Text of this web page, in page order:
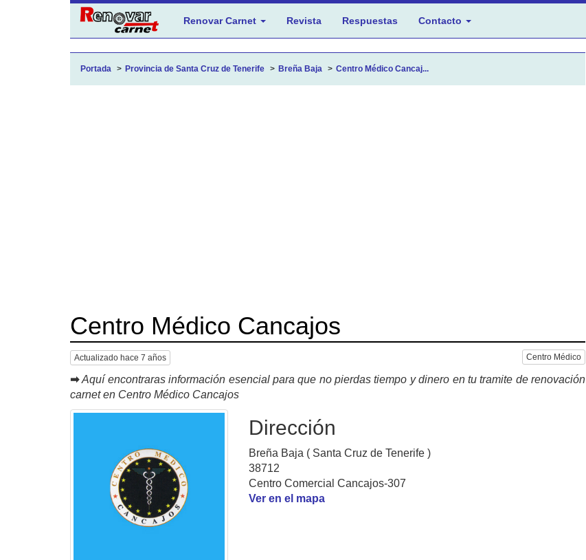
Renovar Carnet Revista Respuestas Contacto
Portada Provincia de Santa Cruz de Tenerife Breña Baja Centro Médico Cancaj...
Centro Médico Cancajos
Actualizado hace 7 años Centro Médico
➡ Aquí encontraras información esencial para que no pierdas tiempo y dinero en tu tramite de renovación
carnet en Centro Médico Cancajos
Dirección
Breña Baja ( Santa Cruz de Tenerife )
38712
Centro Comercial Cancajos-307
Ver en el mapa